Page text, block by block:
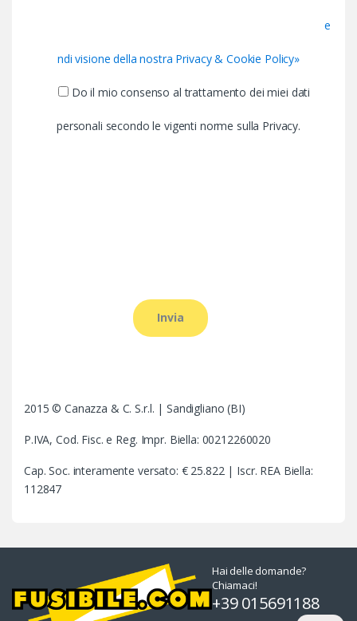
e
ndi visione della nostra Privacy & Cookie Policy»
Do il mio consenso al trattamento dei miei dati
personali secondo le vigenti norme sulla Privacy.
2015 © Canazza & C. S.r.l. | Sandigliano (BI)
P.IVA, Cod. Fisc. e Reg. Impr. Biella: 00212260020
Cap. Soc. interamente versato: € 25.822 | Iscr. REA Biella:
112847
Hai delle domande?
Chiamaci!
+39 015691188